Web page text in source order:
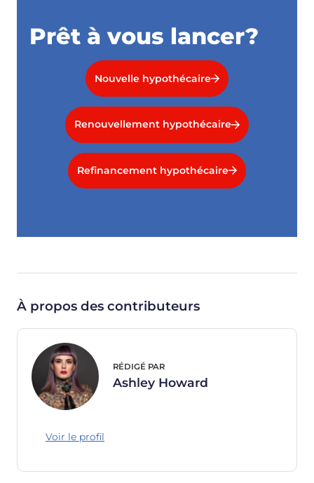
Prêt à vous lancer?
Nouvelle hypothécaire
Renouvellement hypothécaire
Refinancement hypothécaire
À propos des contributeurs
RÉDIGÉ PAR
Ashley Howard
Voir le profil